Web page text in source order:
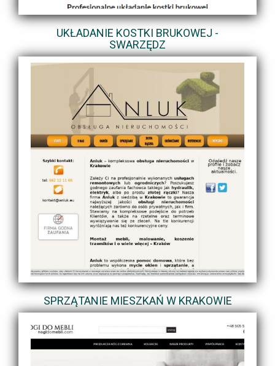
UKŁADANIE KOSTKI BRUKOWEJ -
SWARZĘDZ
SPRZĄTANIE MIESZKAŃ W KRAKOWIE